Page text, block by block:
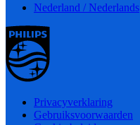
Nederland / Nederlands
Privacyverklaring
Gebruiksvoorwaarden